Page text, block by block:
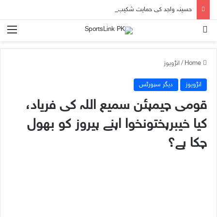
/ انڑویوز
انڑویوز دیگر سپورٹس
قومی چیمپئن سمیع اللہ کی فریاد،
کیا خیبرپختونخوا اپنے ہیروز کو بھول
چکا ہے؟